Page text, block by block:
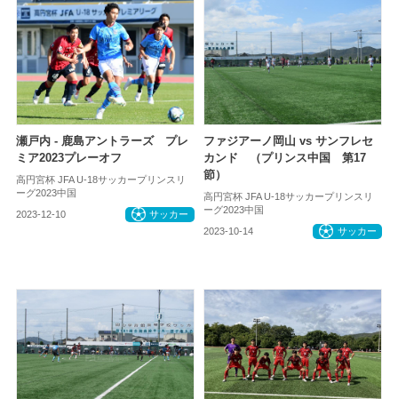
瀬戸内 - 鹿島アントラーズ プレ
ミア2023プレーオフ
高円宮杯 JFA U-18サッカープリンスリ
ーグ2023中国
2023-12-10 サッカー
ファジアーノ岡山 vs サンフレセ
カンド （プリンス中国 第17
節）
高円宮杯 JFA U-18サッカープリンスリ
ーグ2023中国
2023-10-14 サッカー